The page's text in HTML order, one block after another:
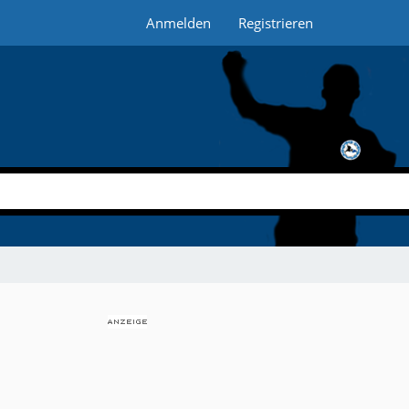
Anmelden Registrieren